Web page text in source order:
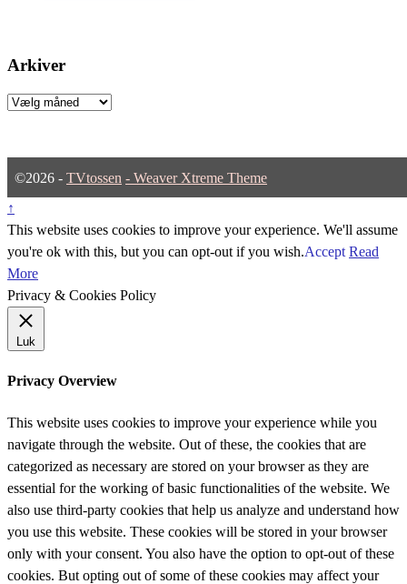
Arkiver
Arkiver
©2026 - TVtossen - Weaver Xtreme Theme
↑
This website uses cookies to improve your experience. We'll assume
you're ok with this, but you can opt-out if you wish.Accept Read
More
Privacy & Cookies Policy
Luk
Privacy Overview
This website uses cookies to improve your experience while you
navigate through the website. Out of these, the cookies that are
categorized as necessary are stored on your browser as they are
essential for the working of basic functionalities of the website. We
also use third-party cookies that help us analyze and understand how
you use this website. These cookies will be stored in your browser
only with your consent. You also have the option to opt-out of these
cookies. But opting out of some of these cookies may affect your